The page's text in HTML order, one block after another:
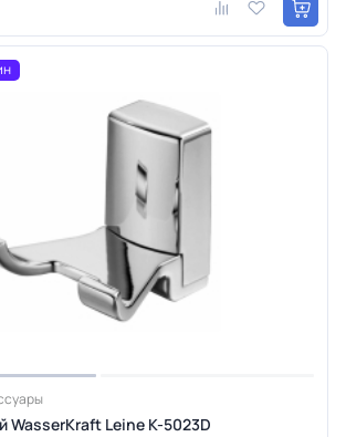
WasserKraft Leine K-5023D